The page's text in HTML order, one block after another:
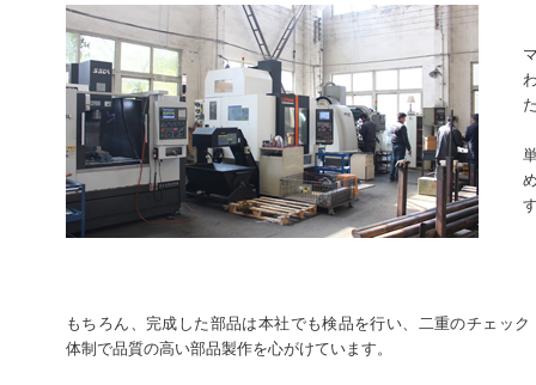
もちろん、完成した部品は本社でも検品を行い、二重のチェック
体制で品質の高い部品製作を心がけています。